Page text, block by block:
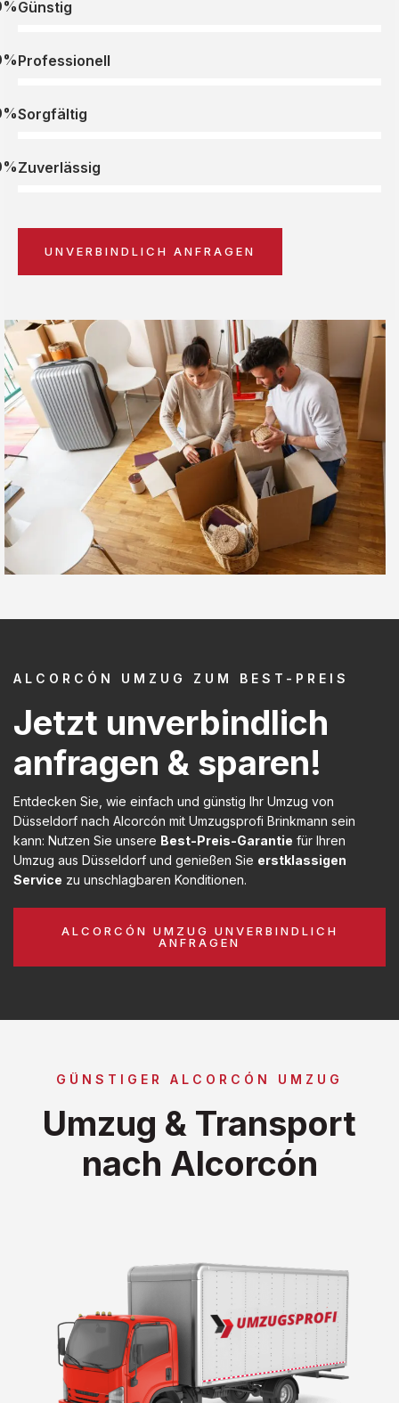
Günstig
Professionell
Sorgfältig
Zuverlässig
UNVERBINDLICH ANFRAGEN
ALCORCÓN UMZUG ZUM BEST-PREIS
Jetzt unverbindlich
anfragen & sparen!
Entdecken Sie, wie einfach und günstig Ihr Umzug von
Düsseldorf nach Alcorcón mit Umzugsprofi Brinkmann sein
kann: Nutzen Sie unsere Best-Preis-Garantie für Ihren
Umzug aus Düsseldorf und genießen Sie erstklassigen
Service zu unschlagbaren Konditionen.
ALCORCÓN UMZUG UNVERBINDLICH
ANFRAGEN
GÜNSTIGER ALCORCÓN UMZUG
Umzug & Transport
nach Alcorcón